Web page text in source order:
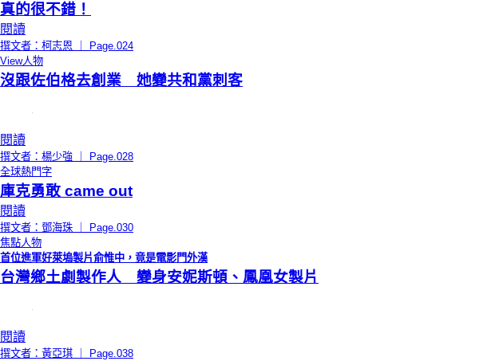
真的很不錯！
閱讀
撰文者：柯志恩 ｜ Page.024
View人物
沒跟佐伯格去創業 她變共和黨刺客
閱讀
撰文者：楊少強 ｜ Page.028
全球熱門字
庫克勇敢 came out
閱讀
撰文者：鄧海珠 ｜ Page.030
焦點人物
首位進軍好萊塢製片俞惟中，竟是電影門外漢
台灣鄉土劇製作人 變身安妮斯頓、鳳凰女製片
閱讀
撰文者：黃亞琪 ｜ Page.038